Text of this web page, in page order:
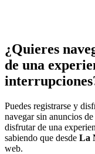
¿Quieres
de una
Puedes registrarse y
navegar sin anuncios
disfrutar de una
sabiendo que desde La
web.